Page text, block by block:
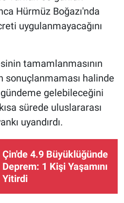
Hürmüz Boğazı'nda
uygulanmayacağını
tamamlanmasının
sonuçlanmaması halinde
gelebileceğini
sürede uluslararası
uyandırdı.
Çin'de 4.9 Büyüklüğünde
Deprem: 1 Kişi Yaşamını
Yitirdi